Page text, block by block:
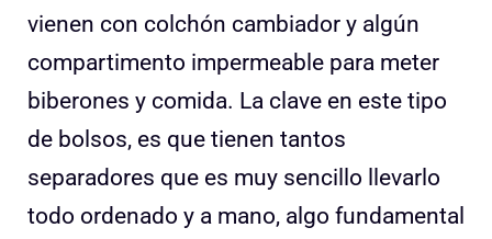
vienen con colchón cambiador y algún
compartimento impermeable para meter
biberones y comida. La clave en este tipo
de bolsos, es que tienen tantos
separadores que es muy sencillo llevarlo
todo ordenado y a mano, algo fundamental